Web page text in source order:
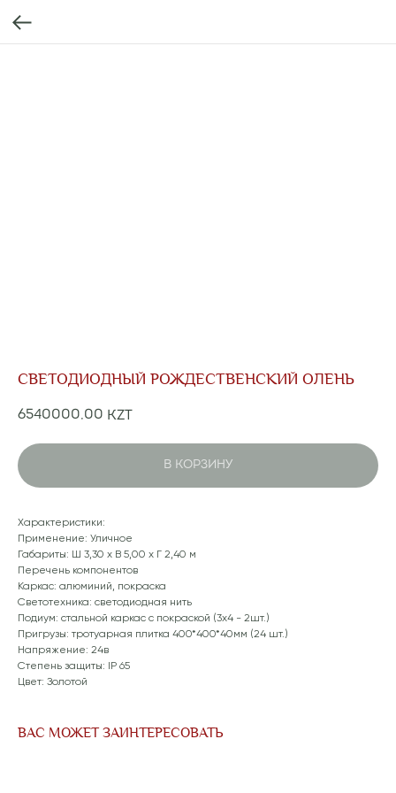
СВЕТОДИОДНЫЙ РОЖДЕСТВЕНСКИЙ ОЛЕНЬ
6540000,00 KZT
В КОРЗИНУ
Характеристики:
Применение: Уличное
Габариты: Ш 3,30 x В 5,00 x Г 2,40 м
Перечень компонентов
Каркас: алюминий, покраска
Светотехника: светодиодная нить
Подиум: стальной каркас с покраской (3x4 - 2шт.)
Пригрузы: тротуарная плитка 400*400*40мм (24 шт.)
Напряжение: 24в
Степень защиты: IP 65
Цвет: Золотой
ВАС МОЖЕТ ЗАИНТЕРЕСОВАТЬ